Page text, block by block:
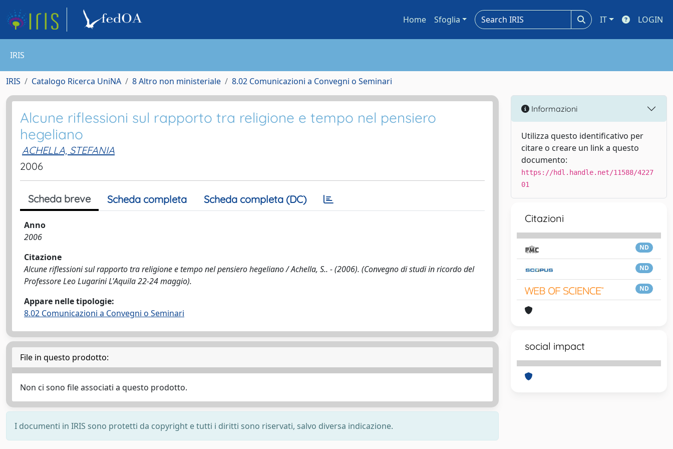
Home Sfoglia IT LOGIN
IRIS
IRIS Catalogo Ricerca UniNA 8 Altro non ministeriale 8.02 Comunicazioni a Convegni o Seminari
Alcune riflessioni sul rapporto tra religione e tempo nel pensiero
hegeliano
ACHELLA, STEFANIA
2006
Scheda breve Scheda completa Scheda completa (DC)
Anno
2006
Citazione
Alcune riflessioni sul rapporto tra religione e tempo nel pensiero hegeliano / Achella, S.. - (2006). (Convegno di studi in ricordo del
Professore Leo Lugarini L'Aquila 22-24 maggio).
Appare nelle tipologie:
8.02 Comunicazioni a Convegni o Seminari
File in questo prodotto:
Non ci sono file associati a questo prodotto.
I documenti in IRIS sono protetti da copyright e tutti i diritti sono riservati, salvo diversa indicazione.
Informazioni
Utilizza questo identificativo per
citare o creare un link a questo
documento:
https://hdl.handle.net/11588/4227
01
Citazioni
ND
ND
ND
social impact